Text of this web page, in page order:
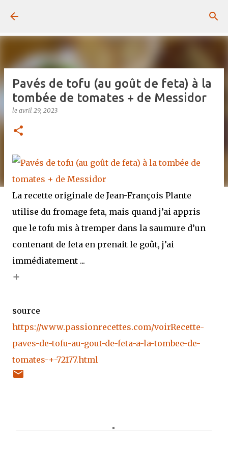
Pavés de tofu (au goût de feta) à la
tombée de tomates + de Messidor
le avril 29, 2023
La recette originale de Jean-François Plante
utilise du fromage feta, mais quand j’ai appris
que le tofu mis à tremper dans la saumure d’un
contenant de feta en prenait le goût, j’ai
immédiatement ...
+
source
https://www.passionrecettes.com/voirRecette-
paves-de-tofu-au-gout-de-feta-a-la-tombee-de-
tomates-+-72177.html